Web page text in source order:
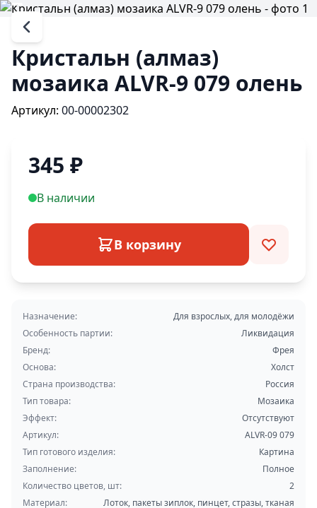
Кристальн (алмаз)
мозаика ALVR-9 079 олень
Артикул: 00-00002302
345 ₽
В наличии
В корзину
Назначение:
Для взрослых, для молодёжи
Особенность партии:
Ликвидация
Бренд:
Фрея
Основа:
Холст
Страна производства:
Россия
Тип товара:
Мозаика
Эффект:
Отсутствуют
Артикул:
ALVR-09 079
Тип готового изделия:
Картина
Заполнение:
Полное
Количество цветов, шт:
2
Материал:
Лоток, пакеты зиплок, пинцет, стразы, тканая